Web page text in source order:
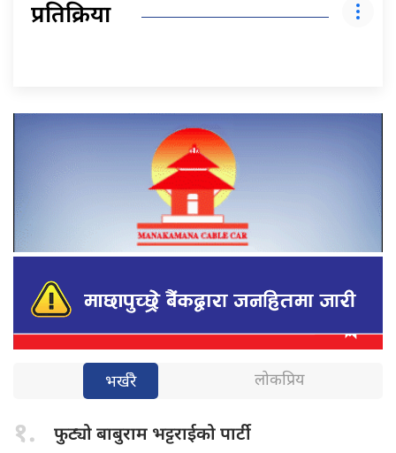
प्रतिक्रिया
भर्खरै लोकप्रिय
१. फुट्यो बाबुराम भट्टराईको पार्टी